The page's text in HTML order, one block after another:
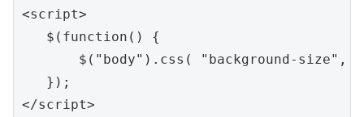
<script>
   $(function() {
$("body").css( "background-size",
   });
</script>